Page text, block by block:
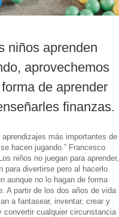
niños aprenden
aprovechemos
de aprender
finanzas.
aprendizajes más importantes de
hacen jugando.” Francesco
niños no juegan para aprender,
para divertirse pero al hacerlo
aunque no lo hagan de forma
A partir de los dos años de vida
a fantasear, inventar, crear y
convertir cualquier circunstancia